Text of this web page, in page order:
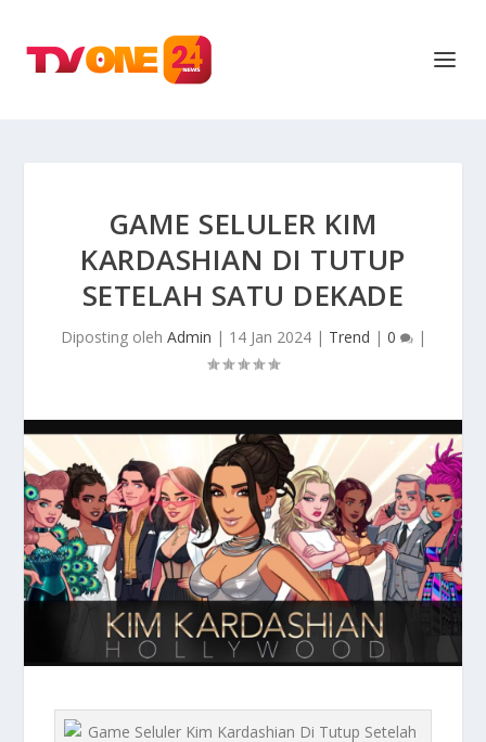
GAME SELULER KIM
KARDASHIAN DI TUTUP
SETELAH SATU DEKADE
Diposting oleh Admin | 14 Jan 2024| Trend | 0 |